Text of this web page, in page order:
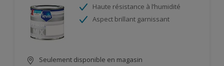
Haute résistance à l’humidité
Aspect brillant garnissant
Seulement disponible en magasin